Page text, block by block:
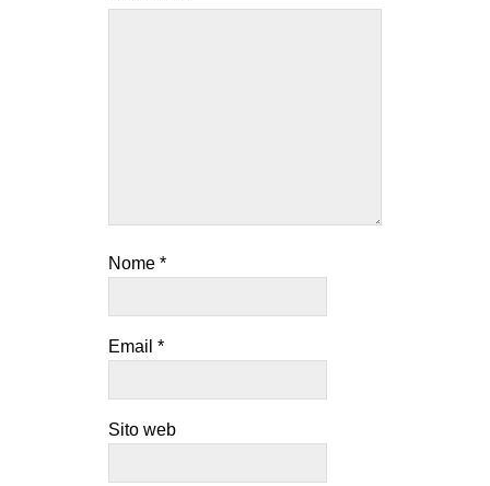
Nome *
Email *
Sito web